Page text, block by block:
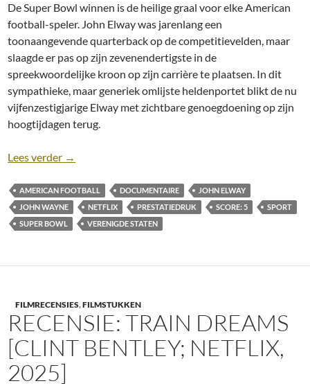
De Super Bowl winnen is de heilige graal voor elke American
football-speler. John Elway was jarenlang een
toonaangevende quarterback op de competitievelden, maar
slaagde er pas op zijn zevenendertigste in de
spreekwoordelijke kroon op zijn carrière te plaatsen. In dit
sympathieke, maar generiek omlijste heldenportet blikt de nu
vijfenzestigjarige Elway met zichtbare genoegdoening op zijn
hoogtijdagen terug.
Lees verder Recensie: Elway [Ken Rodgers & Chris Weaver;
→
AMERICAN FOOTBALL DOCUMENTAIRE
JOHN ELWAY
JOHN WAYNE
NETFLIX PRESTATIEDRUK SCORE: 5
SPORT
SUPER BOWL
VERENIGDE STATEN
FILMRECENSIES,FILMSTUKKEN
RECENSIE: TRAIN DREAMS
[CLINT BENTLEY; NETFLIX,
2025]